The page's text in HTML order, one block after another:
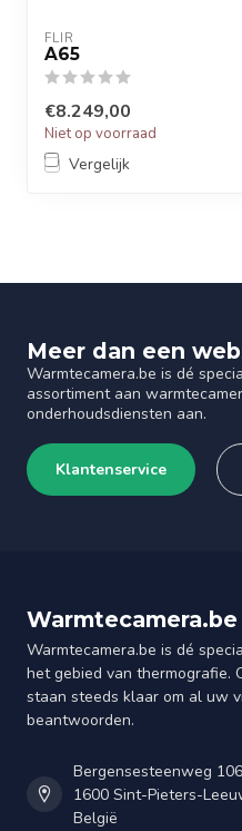
FLIR
A65
€8.249,00
Niet op voorraad
Vergelijk
Meer dan een
Warmtecamera.be is dé
assortiment aan
onderhoudsdiensten aan.
Klantenservice
Warmtecamera.be
Warmtecamera.be is dé
het gebied van thermografie.
staan steeds klaar om al uw
beantwoorden.
Bergensesteenweg
1600 Sint-Pieters-
België